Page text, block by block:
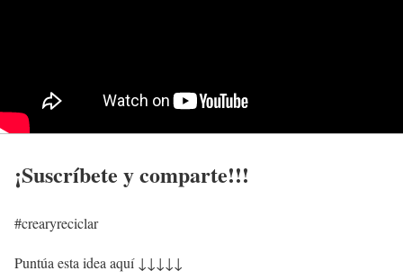
¡Suscríbete y comparte!!!
#crearyreciclar
Puntúa esta idea aquí ↓↓↓↓↓